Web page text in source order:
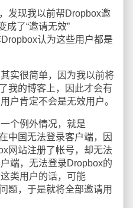
现我以前帮Dropbox邀
成了“邀请无效”
认为这些用户都是
很简单，因为我以前将
我的博客上，因此才会有
户肯定不会是无效用户。
个例外情况，就是
中国无法登录客户端，因
网站注册了帐号，却无法
端，无法登录Dropbox的
类用户的话，可能
题，于是就将全部邀请用